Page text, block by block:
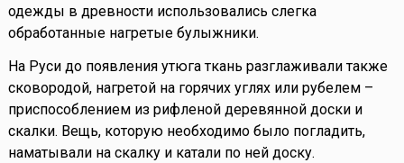
одежды в древности использовались слегка
обработанные нагретые булыжники.
На Руси до появления утюга ткань разглаживали также
сковородой, нагретой на горячих углях или рубелем –
приспособлением из рифленой деревянной доски и
скалки. Вещь, которую необходимо было погладить,
наматывали на скалку и катали по ней доску.